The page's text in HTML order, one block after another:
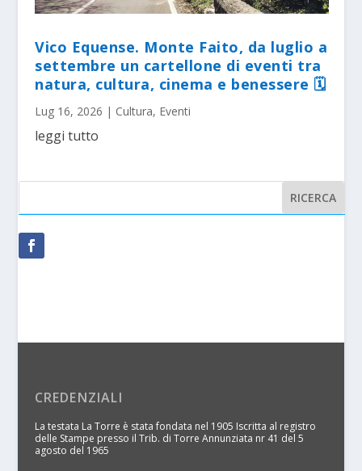
Vico Equense. Monte Faito, da luglio a
settembre un cartellone di eventi tra
natura, cultura, cinema e benessere 🗓
Lug 16, 2026 | Cultura, Eventi
leggi tutto
CREDENZIALI
La testata La Torre è stata fondata nel 1905 Iscritta al registro
delle Stampe presso il Trib. di Torre Annunziata nr 41 del 5
agosto del 1965